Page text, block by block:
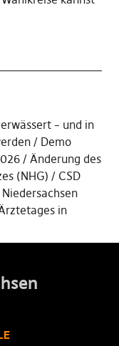
– und in
Demo
Änderung des
(NHG)
CSD
Niedersachsen
in